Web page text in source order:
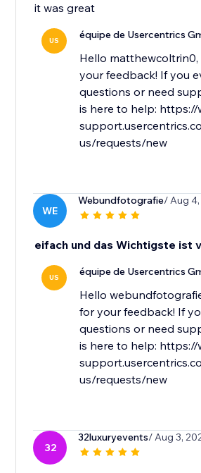
it was great
US équipe de Usercentrics
Hello
your feedback! If you
questions or need
is here to help: https://
us/requests/new
WE
Webundfotografie/ Aug
eifach und das Wichtigste ist
US équipe de Usercentrics
Hello
for your feedback! If
questions or need
is here to help: https://
us/requests/new
32
32luxuryevents/ Aug 3,